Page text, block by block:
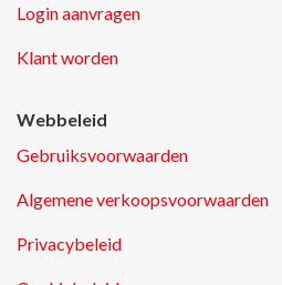
Login aanvragen
Klant worden
Webbeleid
Gebruiksvoorwaarden
Algemene verkoopsvoorwaarden
Privacybeleid